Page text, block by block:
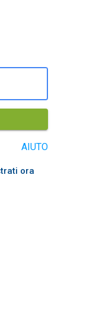
AIUTO
ora